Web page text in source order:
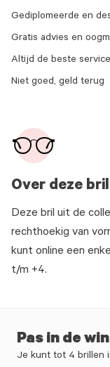
Over deze bril
Deze bril uit de
rechthoekig van
kunt online een
t/m +4.
Gediplomeerde en
Gratis advies en
Altijd de beste
Niet goed, geld terug
Pas in de
Je kunt tot 4 brillen